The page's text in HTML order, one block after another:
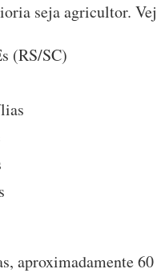
seja agricultor.
(RS/SC)
aproximadamente